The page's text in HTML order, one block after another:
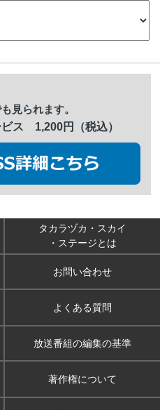
見られます。
ス 1,200円（税込）
タカラヅカ・スカイ
・ステージとは
お問い合わせ
よくある質問
放送番組の編集の基準
著作権について